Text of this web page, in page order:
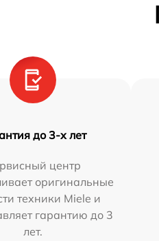
до 3-х лет
центр
оригинальные
техники Miele и
гарантию до 3
лет.